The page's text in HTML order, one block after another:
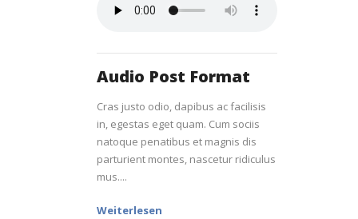
Audio Post Format
Cras justo odio, dapibus ac facilisis
in, egestas eget quam. Cum sociis
natoque penatibus et magnis dis
parturient montes, nascetur ridiculus
mus....
Weiterlesen